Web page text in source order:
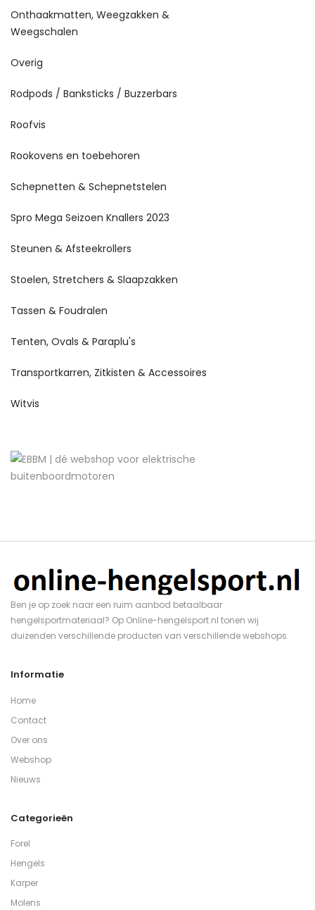
Onthaakmatten, Weegzakken &
Weegschalen
Overig
Rodpods / Banksticks / Buzzerbars
Roofvis
Rookovens en toebehoren
Schepnetten & Schepnetstelen
Spro Mega Seizoen Knallers 2023
Steunen & Afsteekrollers
Stoelen, Stretchers & Slaapzakken
Tassen & Foudralen
Tenten, Ovals & Paraplu's
Transportkarren, Zitkisten & Accessoires
Witvis
Ben je op zoek naar een ruim aanbod betaalbaar
hengelsportmateriaal? Op Online-hengelsport.nl tonen wij
duizenden verschillende producten van verschillende webshops.
Informatie
Home
Contact
Over ons
Webshop
Nieuws
Categorieën
Forel
Hengels
Karper
Molens